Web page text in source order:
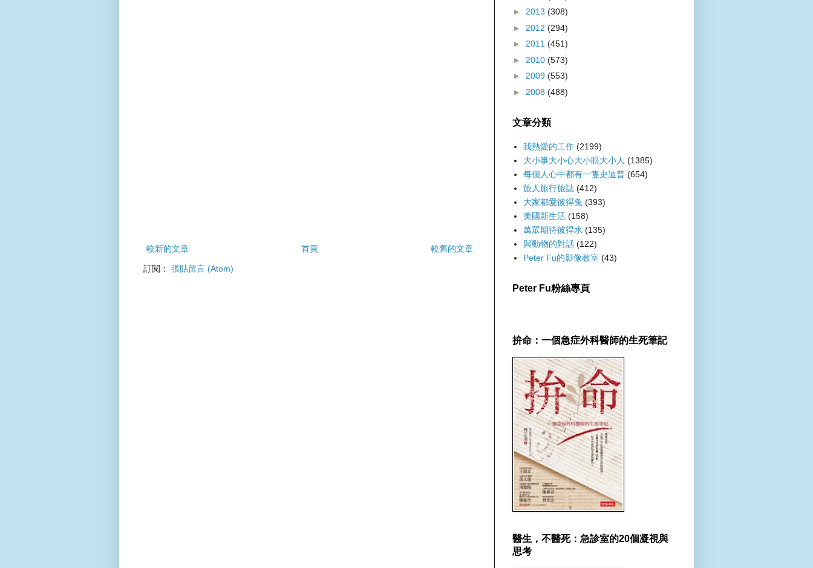
較新的文章 較舊的文章
首頁
訂閱： 張貼留言 (Atom)
► 2013 (308)
► 2012 (294)
► 2011 (451)
► 2010 (573)
► 2009 (553)
► 2008 (488)
文章分類
我熱愛的工作 (2199)
大小事大小心大小眼大小人 (1385)
每個人心中都有一隻史迪普 (654)
旅人旅行旅誌 (412)
大家都愛彼得兔 (393)
美國新生活 (158)
萬眾期待彼得水 (135)
與動物的對話 (122)
Peter Fu的影像教室 (43)
Peter Fu粉絲專頁
拚命：一個急症外科醫師的生死筆記
醫生，不醫死：急診室的20個凝視與
思考